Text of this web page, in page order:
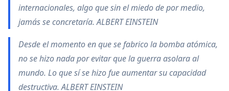
internacionales, algo que sin el miedo de por medio,
jamás se concretaría. ALBERT EINSTEIN
Desde el momento en que se fabrico la bomba atómica,
no se hizo nada por evitar que la guerra asolara al
mundo. Lo que sí se hizo fue aumentar su capacidad
destructiva. ALBERT EINSTEIN